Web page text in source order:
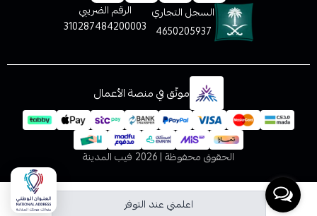
اعلمني عند التوفر
السجل التجاري
4650205937
الرقم الضريبي
310287484200003
موثّق في منصة الأعمال
الحقوق محفوظة | 2026 فيب المدينة